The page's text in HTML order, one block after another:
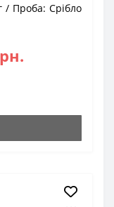
Проба: Срібло